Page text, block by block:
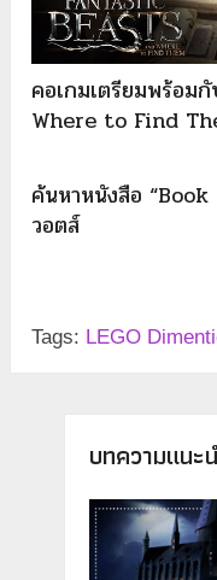
คอเกมเตรียมพร้อ
Where to Find
ค้นหาหนังสือ
วอตส์
Tags: LEGO
บทความแนะ